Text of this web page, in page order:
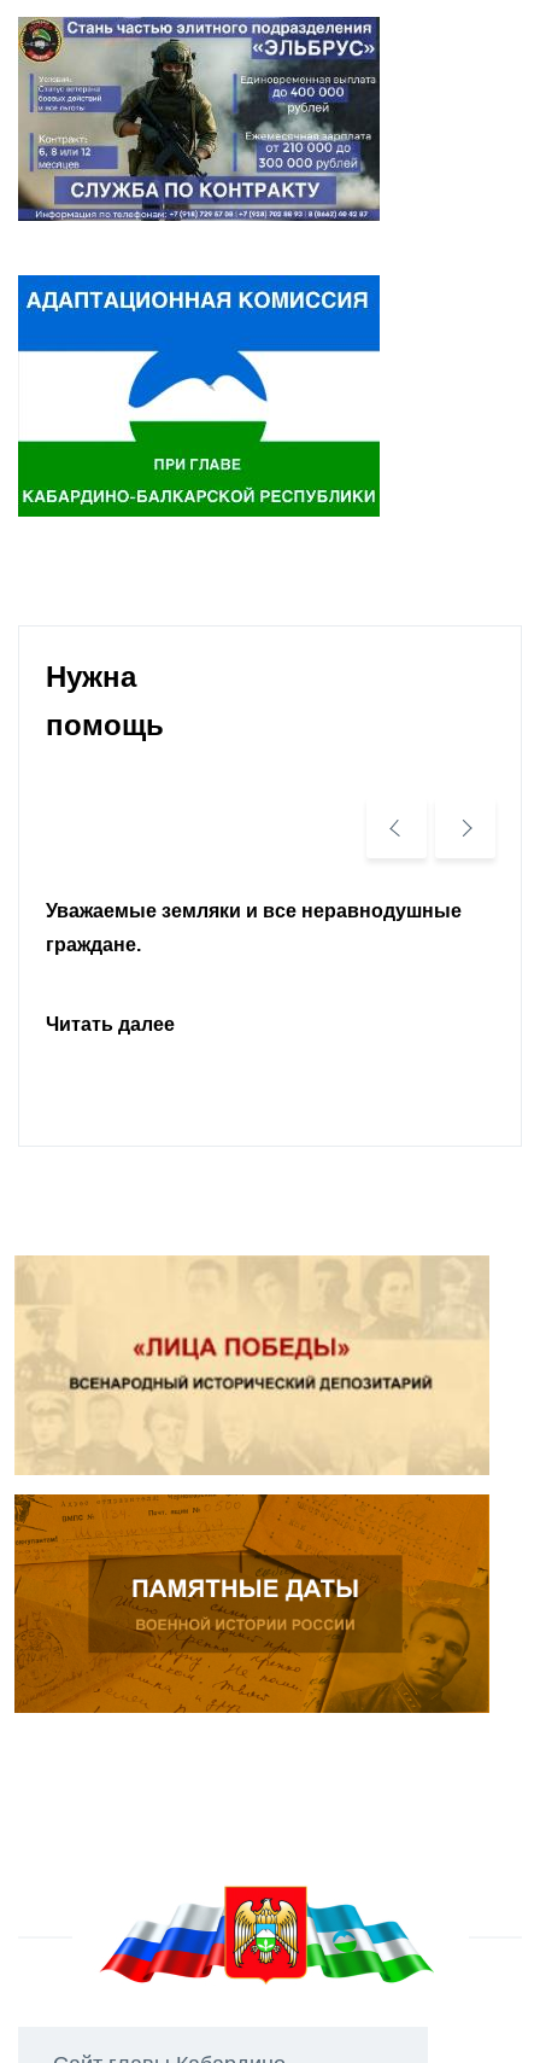
Нужна
помощь
Уважаемые земляки и все неравнодушные
граждане.
Читать далее